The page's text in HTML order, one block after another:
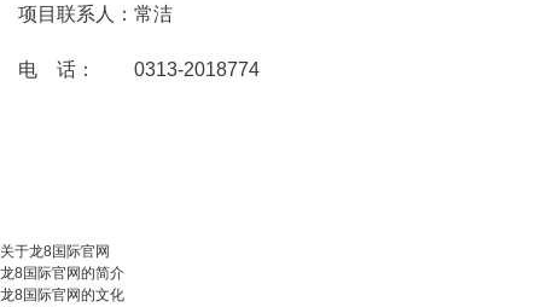
项目联系人：常洁
电 话： 0313-2018774
关于龙8国际官网
龙8国际官网的简介
龙8国际官网的文化